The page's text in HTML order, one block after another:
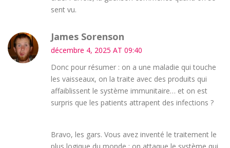
sent vu.
James Sorenson
décembre 4, 2025 AT 09:40
Donc pour résumer : on a une maladie qui touche
les vaisseaux, on la traite avec des produits qui
affaiblissent le système immunitaire… et on est
surpris que les patients attrapent des infections ?
Bravo, les gars. Vous avez inventé le traitement le